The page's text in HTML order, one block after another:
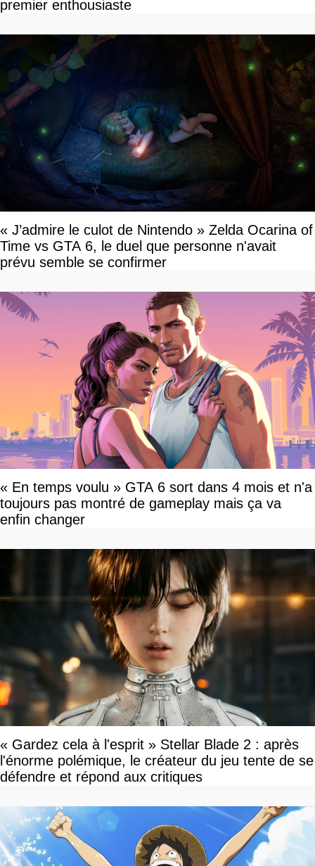
premier enthousiaste
« J’admire le culot de Nintendo » Zelda Ocarina of
Time vs GTA 6, le duel que personne n'avait
prévu semble se confirmer
« En temps voulu » GTA 6 sort dans 4 mois et n'a
toujours pas montré de gameplay mais ça va
enfin changer
« Gardez cela à l'esprit » Stellar Blade 2 : après
l'énorme polémique, le créateur du jeu tente de se
défendre et répond aux critiques